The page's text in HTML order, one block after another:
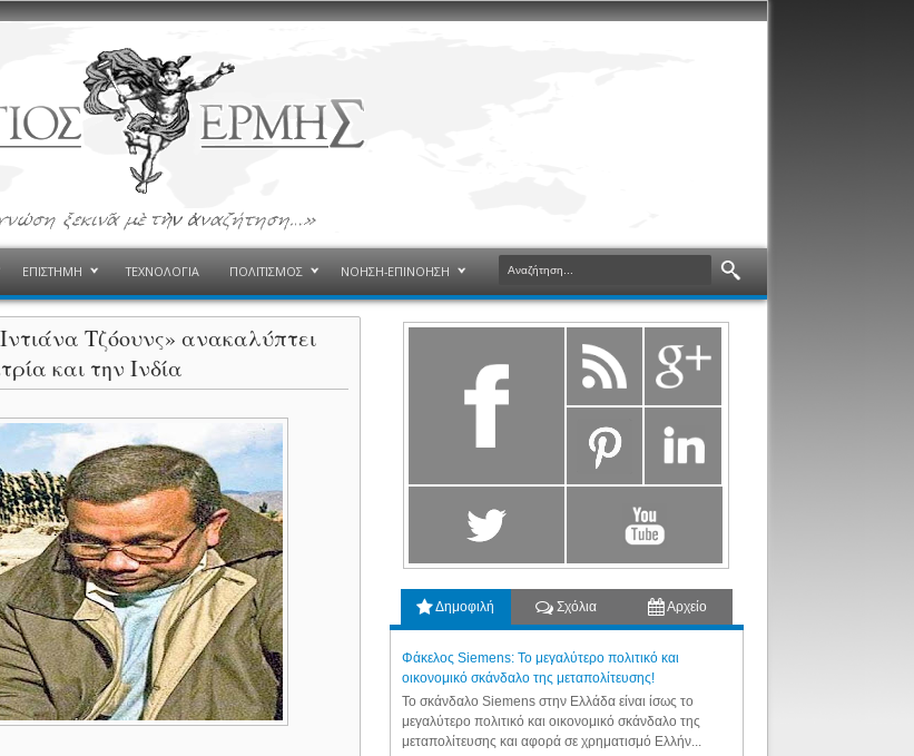
ΕΠΙΣΤΗΜΗ ΤΕΧΝΟΛΟΓΙΑ ΠΟΛΙΤΙΣΜΟΣ ΝΟΗΣΗ-ΕΠΙΝΟΗΣΗ
Τζόουνς» ανακαλύπτει
και την Ινδία
Δημοφιλή Σχόλια Αρχείο
Φάκελος Siemens: Το μεγαλύτερο πολιτικό και
οικονομικό σκάνδαλο της μεταπολίτευσης!
Το σκάνδαλο Siemens στην Ελλάδα είναι ίσως το
μεγαλύτερο πολιτικό και οικονομικό σκάνδαλο της
μεταπολίτευσης και αφορά σε χρηματισμό Ελλήν...